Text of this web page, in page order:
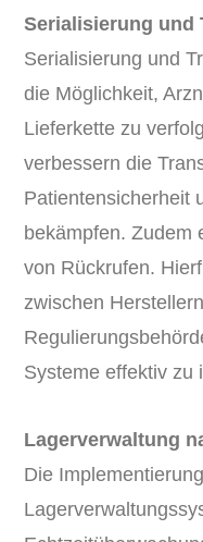
Serialisierung und
Serialisierung und
die Möglichkeit,
Lieferkette zu
verbessern die
Patientensicherheit
bekämpfen. Zudem
von Rückrufen.
zwischen
Systeme effektiv zu
Lagerverwaltung
Die